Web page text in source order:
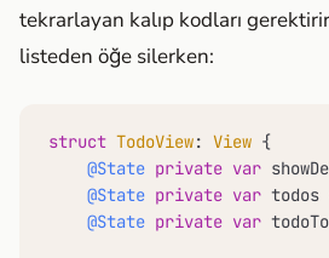
tekrarlayan kalıp kodları
listeden öğe silerken:
struct TodoView: View {
@State private var
@State private var todos
@State private var